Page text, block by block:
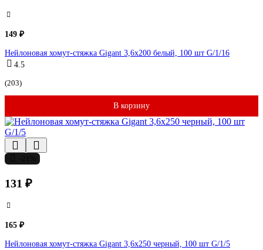
149 ₽
Нейлоновая хомут-стяжка Gigant 3,6х200 белый, 100 шт G/1/16
4.5
(203)
В корзину
131 ₽
165 ₽
Нейлоновая хомут-стяжка Gigant 3,6х250 черный, 100 шт G/1/5